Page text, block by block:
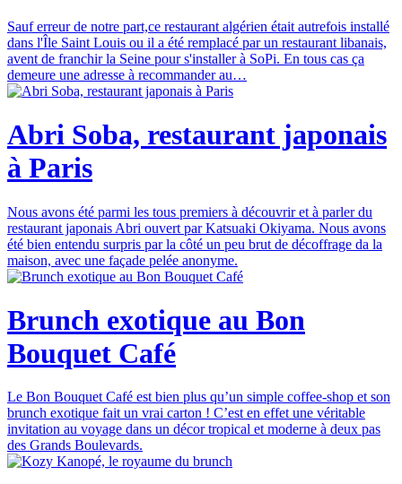
Sauf erreur de notre part,ce restaurant algérien était autrefois installé
dans l'Île Saint Louis ou il a été remplacé par un restaurant libanais,
avent de franchir la Seine pour s'installer à SoPi. En tous cas ça
demeure une adresse à recommander au…
Abri Soba, restaurant japonais
à Paris
Nous avons été parmi les tous premiers à découvrir et à parler du
restaurant japonais Abri ouvert par Katsuaki Okiyama. Nous avons
été bien entendu surpris par la côté un peu brut de décoffrage da la
maison, avec une façade pelée anonyme.
Brunch exotique au Bon
Bouquet Café
Le Bon Bouquet Café est bien plus qu’un simple coffee-shop et son
brunch exotique fait un vrai carton ! C’est en effet une véritable
invitation au voyage dans un décor tropical et moderne à deux pas
des Grands Boulevards.